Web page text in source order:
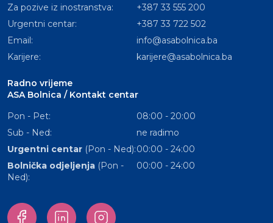
Za pozive iz inostranstva:
+387 33 555 200
Urgentni centar:
+387 33 722 502
Email:
info@asabolnica.ba
Karijere:
karijere@asabolnica.ba
Radno vrijeme
ASA Bolnica / Kontakt centar
Pon - Pet:
08:00 - 20:00
Sub - Ned:
ne radimo
Urgentni centar (Pon - Ned):00:00 - 24:00
Bolnička odjeljenja (Pon -
Ned):
00:00 - 24:00